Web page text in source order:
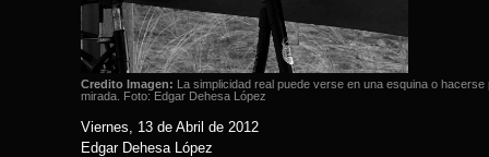
Credito Imagen: La simplicidad real puede verse en una esquina o
mirada. Foto: Edgar Dehesa López
Viernes, 13 de Abril de 2012
Edgar Dehesa López